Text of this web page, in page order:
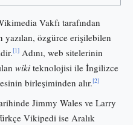
Vakfı tarafından
yazılan, özgürce erişilebilen
[1] Adını, web sitelerinin
wiki teknolojisi ile İngilizce
birleşiminden alır.[2]
Jimmy Wales ve Larry
Vikipedi ise Aralık